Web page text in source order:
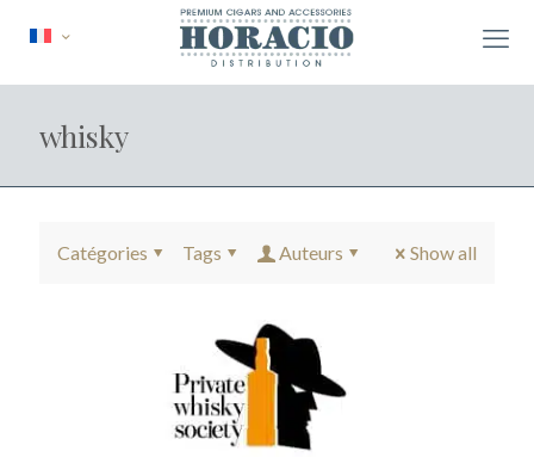
whisky
Catégories Tags Auteurs Show all